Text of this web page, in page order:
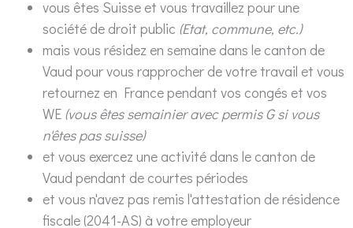
vous êtes Suisse et vous travaillez pour une
société de droit public (Etat, commune, etc.)
mais vous résidez en semaine dans le canton de
Vaud pour vous rapprocher de votre travail et vous
retournez en France pendant vos congés et vos
WE (vous êtes semainier avec permis G si vous
n'êtes pas suisse)
et vous exercez une activité dans le canton de
Vaud pendant de courtes périodes
et vous n'avez pas remis l'attestation de résidence
fiscale (2041-AS) à votre employeur